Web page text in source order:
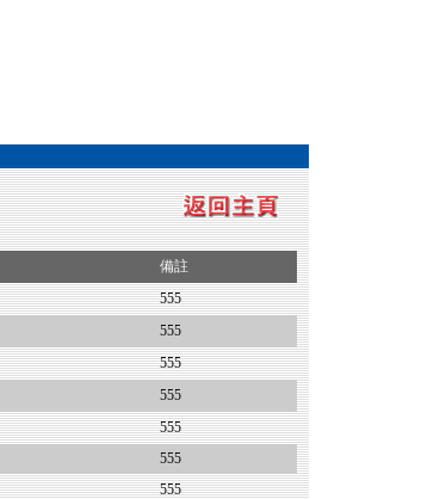
備註
555
555
555
555
555
555
555